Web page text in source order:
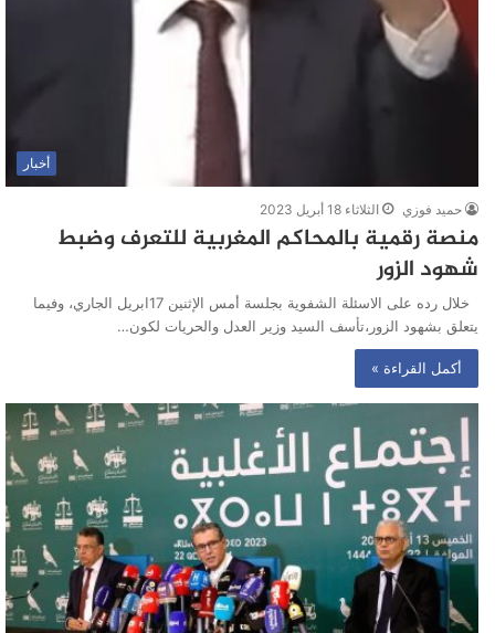
أخبار
حميد فوزي الثلاثاء 18 أبريل 2023
منصة رقمية بالمحاكم المغربية للتعرف وضبط
شهود الزور
خلال رده على الاسئلة الشفوية بجلسة أمس الإثنين 17ابريل الجاري، وفيما
يتعلق بشهود الزور،تأسف السيد وزير العدل والحريات لكون…
أكمل القراءة »